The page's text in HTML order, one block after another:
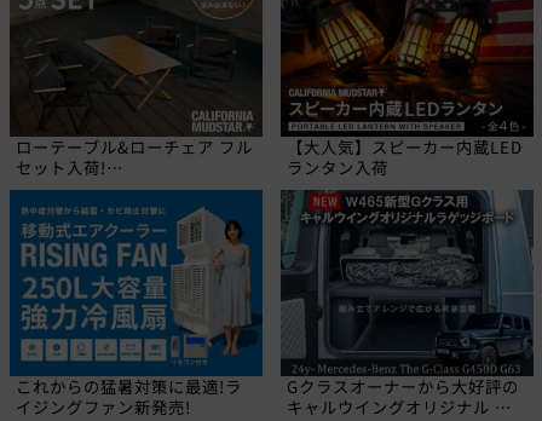
ローテーブル&ローチェア フル
セット入荷!
【CALIFORNIA MUDSTAR】
【大人気】スピーカー内蔵LED
ランタン入荷
これからの猛暑対策に最適!ラ
イジングファン新発売!
Gクラスオーナーから大好評の
キャルウイングオリジナル ラ